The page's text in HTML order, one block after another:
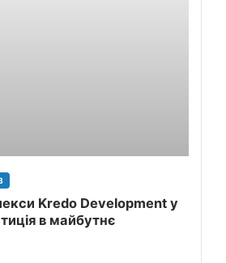
Kredo Development у
в майбутнє